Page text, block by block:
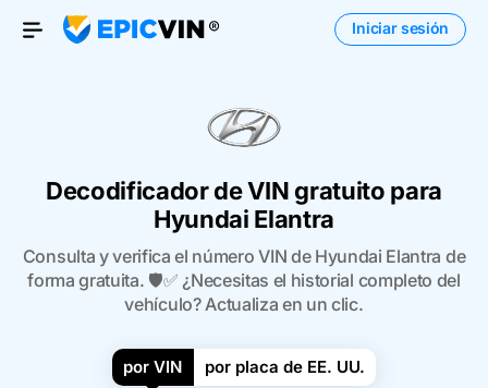
Open Menu
Iniciar sesión
Decodificador de VIN gratuito para
Hyundai Elantra
Consulta y verifica el número VIN de Hyundai Elantra de
forma gratuita. 🛡️✅ ¿Necesitas el historial completo del
vehículo? Actualiza en un clic.
por VIN por placa de EE. UU.